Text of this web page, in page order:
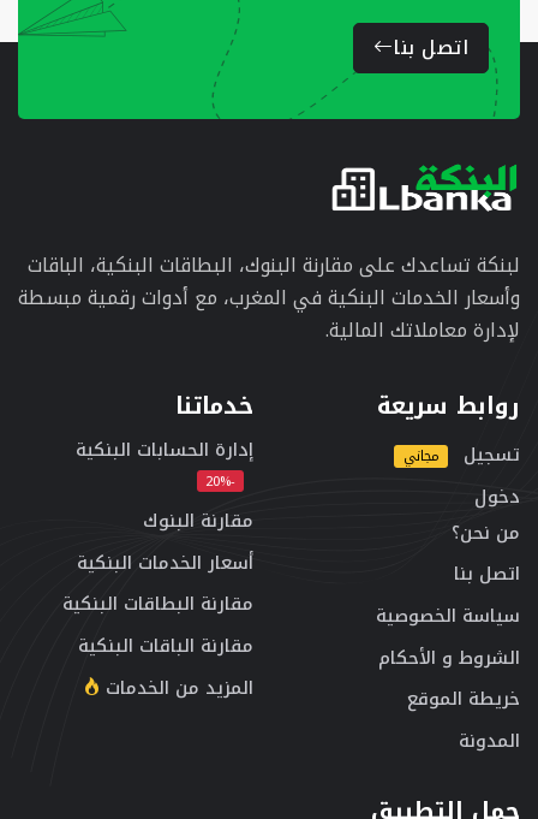
اتصل بنا
لبنكة تساعدك على مقارنة البنوك، البطاقات البنكية، الباقات
وأسعار الخدمات البنكية في المغرب، مع أدوات رقمية مبسطة
لإدارة معاملاتك المالية.
روابط سريعة
تسجيل مجاني
دخول
من نحن؟
اتصل بنا
سياسة الخصوصية
الشروط و الأحكام
خريطة الموقع
المدونة
خدماتنا
إدارة الحسابات البنكية
-20%
مقارنة البنوك
أسعار الخدمات البنكية
مقارنة البطاقات البنكية
مقارنة الباقات البنكية
المزيد من الخدمات